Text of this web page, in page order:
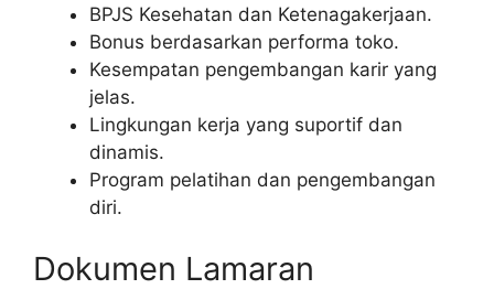
BPJS Kesehatan dan Ketenagakerjaan.
Bonus berdasarkan performa toko.
Kesempatan pengembangan karir yang
jelas.
Lingkungan kerja yang suportif dan
dinamis.
Program pelatihan dan pengembangan
diri.
Dokumen Lamaran